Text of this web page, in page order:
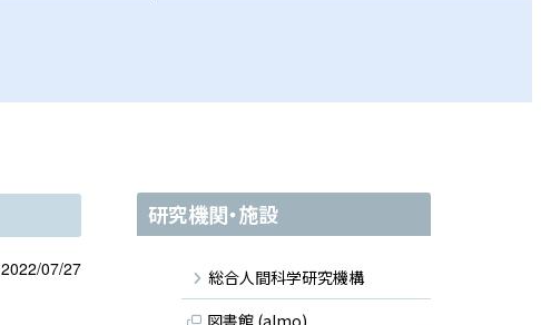
2022/07/27
研究機関・施設
総合人間科学研究機構
図書館 (almo)